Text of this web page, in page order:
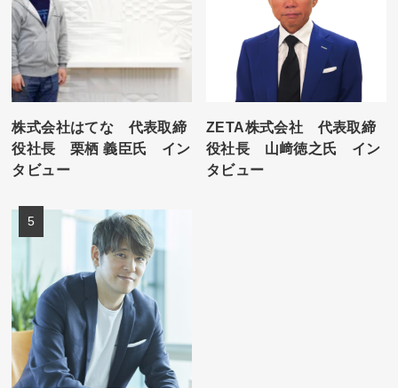
株式会社はてな 代表取締
役社長 栗栖 義臣氏 イン
タビュー
ZETA株式会社 代表取締
役社長 山﨑徳之氏 イン
タビュー